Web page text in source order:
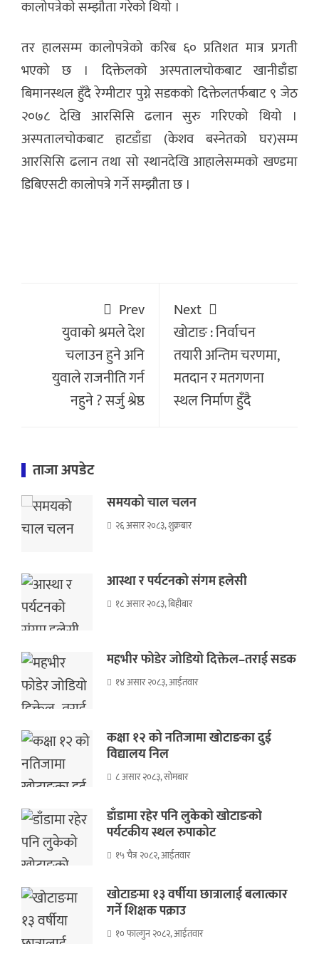
कालोपत्रेको सम्झौता गरेको थियो ।
तर हालसम्म कालोपत्रेको करिब ६० प्रतिशत मात्र प्रगती
भएको छ । दिक्तेलको अस्पतालचोकबाट खानीडाँडा
बिमानस्थल हुँदै रेग्मीटार पुग्ने सडकको दिक्तेलतर्फबाट ९ जेठ
२०७८ देखि आरसिसि ढलान सुरु गरिएको थियो ।
अस्पतालचोकबाट हाटडाँडा (केशव बस्नेतको घर)सम्म
आरसिसि ढलान तथा सो स्थानदेखि आहालेसम्मको खण्डमा
डिबिएसटी कालोपत्रे गर्ने सम्झौता छ ।
Prev
युवाको श्रमले देश
चलाउन हुने अनि
युवाले राजनीति गर्न
नहुने ? सर्जु श्रेष्ठ
Next
खोटाङ : निर्वाचन
तयारी अन्तिम चरणमा,
मतदान र मतगणना
स्थल निर्माण हुँदै
ताजा अपडेट
समयको चाल चलन
२६ असार २०८३, शुक्रबार
आस्था र पर्यटनको संगम हलेसी
१८ असार २०८३, बिहीबार
महभीर फोडेर जोडियो दिक्तेल–तराई सडक
१४ असार २०८३, आईतवार
कक्षा १२ को नतिजामा खोटाङका दुई
विद्यालय निल
८ असार २०८३, सोमबार
डाँडामा रहेर पनि लुकेको खोटाङको
पर्यटकीय स्थल रुपाकोट
१५ चैत्र २०८२, आईतवार
खोटाङमा १३ वर्षीया छात्रालाई बलात्कार
गर्ने शिक्षक पक्राउ
१० फाल्गुन २०८२, आईतवार